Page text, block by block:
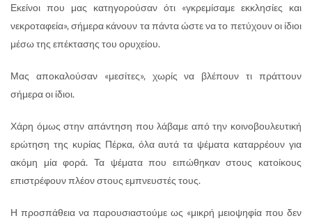
Εκείνοι που μας κατηγορούσαν ότι «γκρεμίσαμε εκκλησίες και
νεκροταφεία», σήμερα κάνουν τα πάντα ώστε να το πετύχουν οι ίδιοι
μέσω της επέκτασης του ορυχείου.
Μας αποκαλούσαν «μεσίτες», χωρίς να βλέπουν τι πράττουν
σήμερα οι ίδιοι.
Χάρη όμως στην απάντηση που λάβαμε από την κοινοβουλευτική
ερώτηση της κυρίας Πέρκα, όλα αυτά τα ψέματα καταρρέουν για
ακόμη μία φορά. Τα ψέματα που ειπώθηκαν στους κατοίκους
επιστρέφουν πλέον στους εμπνευστές τους.
Η προσπάθεια να παρουσιαστούμε ως «μικρή μειοψηφία που δεν